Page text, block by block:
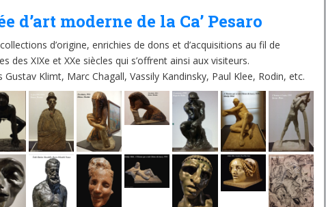
d’art moderne de la Ca’ Pesaro
d’origine, enrichies de dons et d’acquisitions au fil de
des XIXe et XXe siècles qui s’offrent ainsi aux visiteurs.
Klimt, Marc Chagall, Vassily Kandinsky, Paul Klee, Rodin, etc.